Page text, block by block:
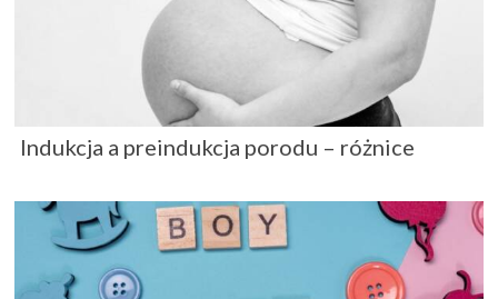
Indukcja a preindukcja porodu – różnice